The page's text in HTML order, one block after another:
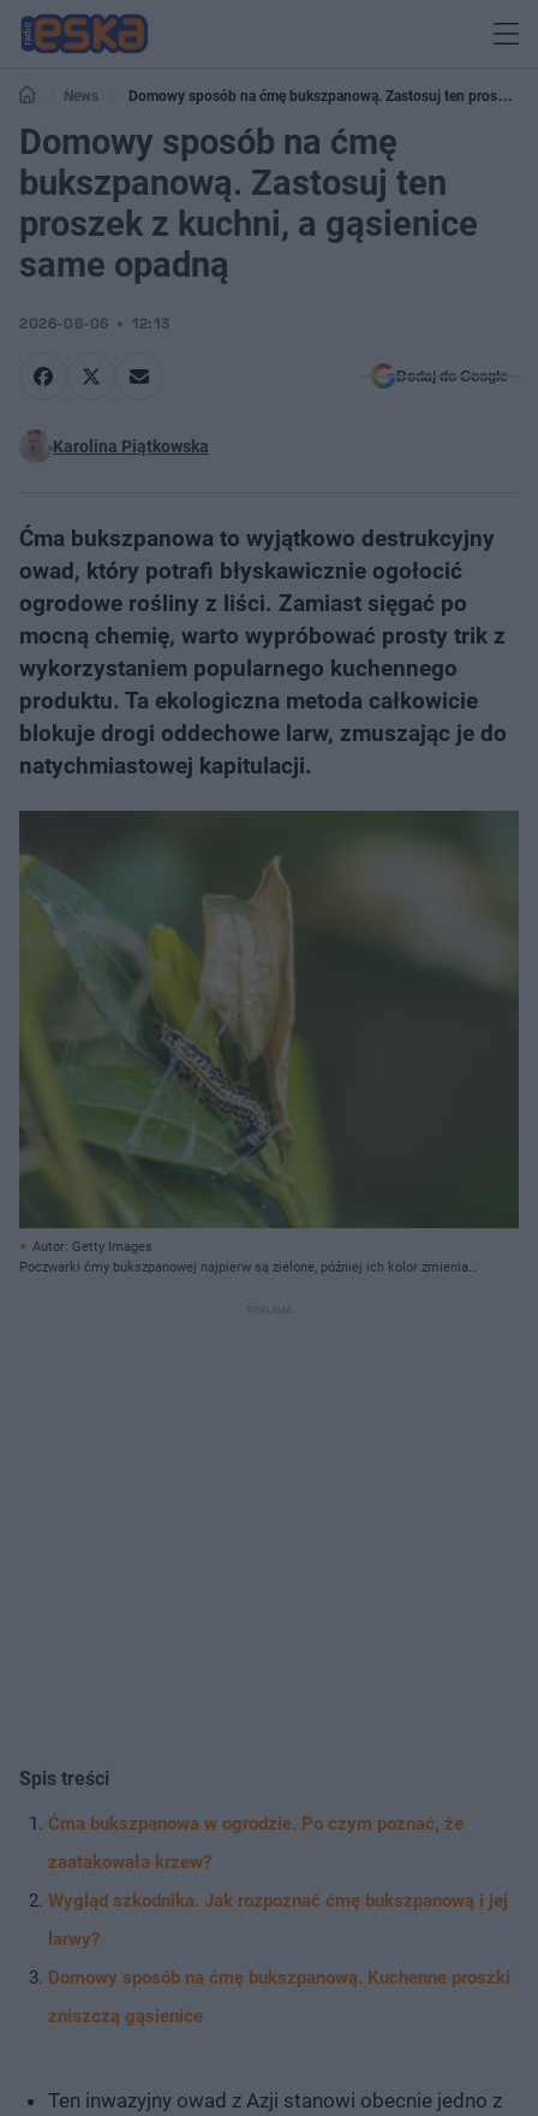
News
Domowy sposób na ćmę bukszpanową. Zastosuj ten proszek z
kuchni, a gąsienice same opadną
Domowy sposób na ćmę
bukszpanową. Zastosuj ten
proszek z kuchni, a gąsienice
same opadną
2026-06-06 12:13
Dodaj do Google
Karolina Piątkowska
Ćma bukszpanowa to wyjątkowo destrukcyjny
owad, który potrafi błyskawicznie ogołocić
ogrodowe rośliny z liści. Zamiast sięgać po
mocną chemię, warto wypróbować prosty trik z
wykorzystaniem popularnego kuchennego
produktu. Ta ekologiczna metoda całkowicie
blokuje drogi oddechowe larw, zmuszając je do
natychmiastowej kapitulacji.
Autor: Getty Images
Poczwarki ćmy bukszpanowej najpierw są zielone, później ich kolor zmienia
Spis treści
Ćma bukszpanowa w ogrodzie. Po czym poznać, że
zaatakowała krzew?
Wygląd szkodnika. Jak rozpoznać ćmę bukszpanową i jej
larwy?
Domowy sposób na ćmę bukszpanową. Kuchenne proszki
zniszczą gąsienice
Ten inwazyjny owad z Azji stanowi obecnie jedno z